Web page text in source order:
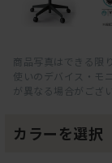
商品写真はできる限
使いのデバイス・モ
が異なる場合がござ
カラーを選択